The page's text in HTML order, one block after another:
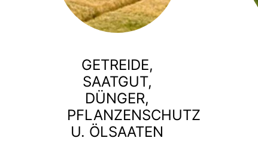
GETREIDE,
SAATGUT,
DÜNGER,
PFLANZENSCHUTZ
U. ÖLSAATEN